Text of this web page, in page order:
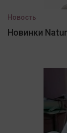
Новость
Новинки